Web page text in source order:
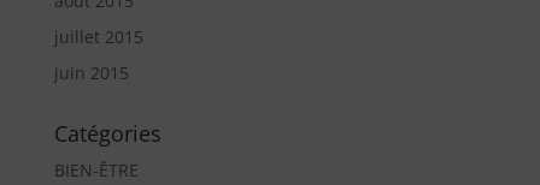
juillet 2015
juin 2015
Catégories
BIEN-ÊTRE